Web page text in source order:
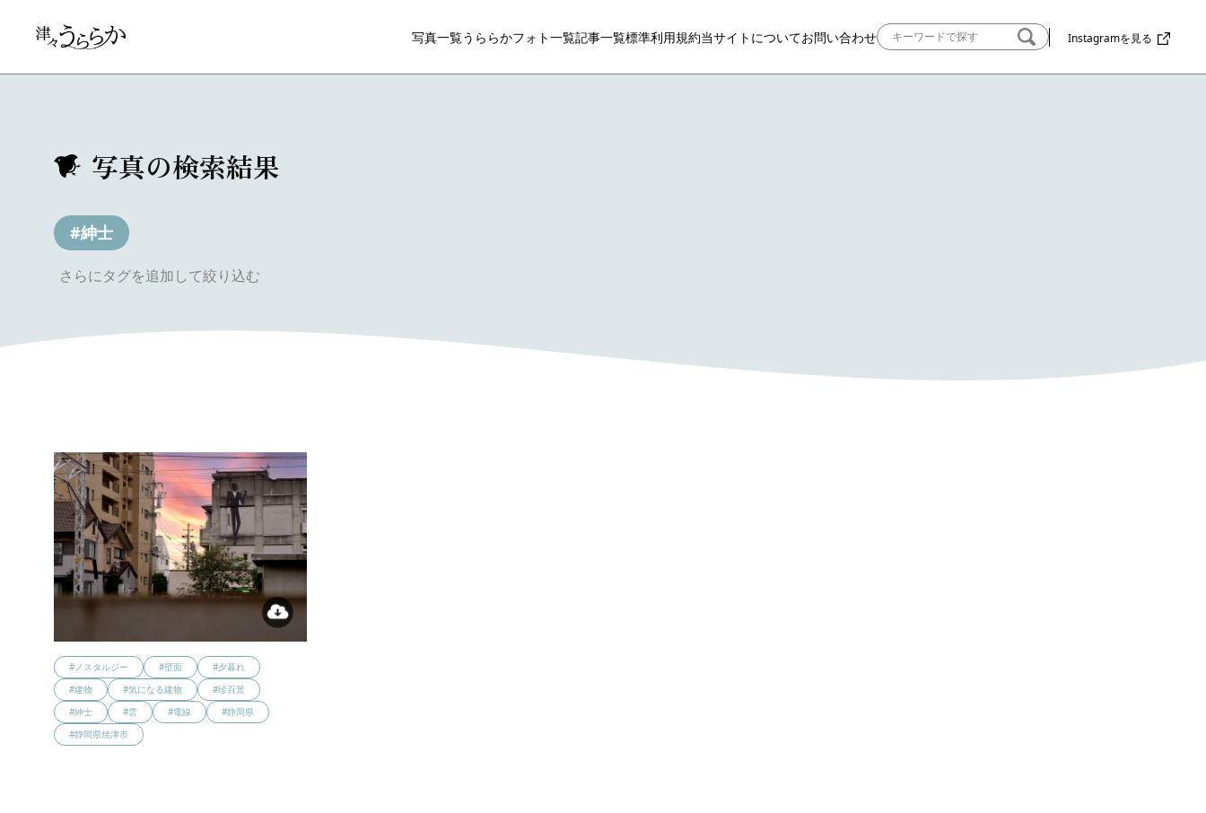
写真一覧うららかフォト一覧記事一覧標準利用規約当サイトについてお問い合わせ Instagramを見る
写真の検索結果
#紳士
さらにタグを追加して絞り込む
#ノスタルジー #壁面
#夕暮れ
#建物
#気になる建物
#珍百景
#紳士
#雲 #電線
#静岡県
#静岡県焼津市